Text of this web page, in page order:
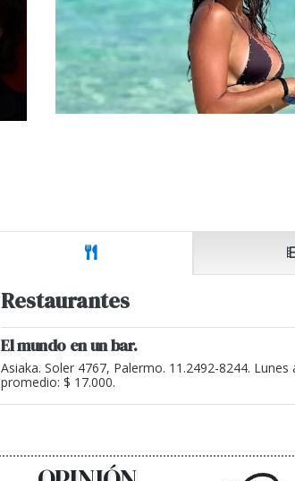
Restaurantes
El mundo en un bar.
Asiaka. Soler 4767, Palermo. 11.2492-8244.
promedio: $ 17.000.